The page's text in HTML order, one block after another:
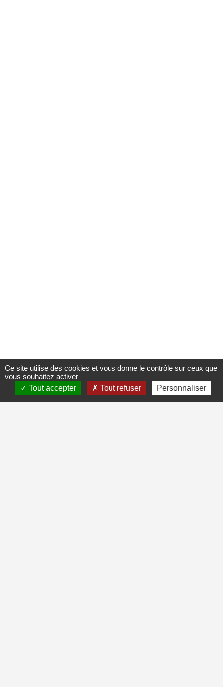
Ce site utilise des cookies et vous donne le contrôle sur ceux que
vous souhaitez activer
Tout accepter
Tout refuser Personnaliser